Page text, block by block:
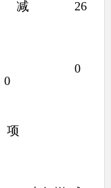
减 26
0
0
项